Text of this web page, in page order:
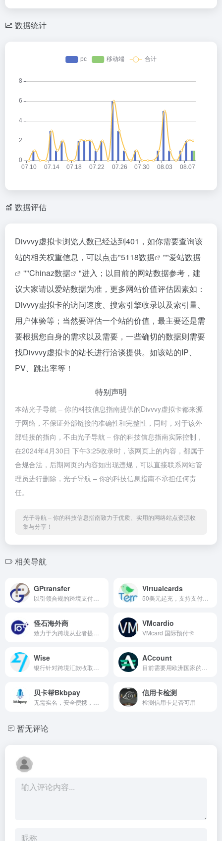
数据统计
数据评估
Divvvy虚拟卡浏览人数已经达到401，如你需要查询该
站的相关权重信息，可以点击"5118数据 ""爱站数据
""Chinaz数据
"进入；以目前的网站数据参考，建
议大家请以爱站数据为准，更多网站价值评估因素如：
Divvvy虚拟卡的访问速度、搜索引擎收录以及索引量、
用户体验等；当然要评估一个站的价值，最主要还是需
要根据您自身的需求以及需要，一些确切的数据则需要
找Divvvy虚拟卡的站长进行洽谈提供。如该站的IP、
PV、跳出率等！
特别声明
本站光子导航 – 你的科技信息指南提供的Divvvy虚拟卡都来源
于网络，不保证外部链接的准确性和完整性，同时，对于该外
部链接的指向，不由光子导航 – 你的科技信息指南实际控制，
在2024年4月30日 下午3:25收录时，该网页上的内容，都属于
合规合法，后期网页的内容如出现违规，可以直接联系网站管
理员进行删除，光子导航 – 你的科技信息指南不承担任何责
任。
光子导航 – 你的科技信息指南致力于优质、实用的网络站点资源收
集与分享！
相关导航
GPtransfer Virtualcards
怪石海外商 VMcardio
VMcard 国际预付卡
Wise ACcount
贝卡帮Bkbpay 信用卡检测
检测信用卡是否可用
暂无评论